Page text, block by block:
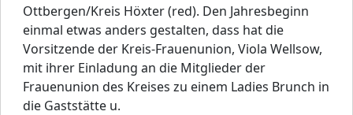
Ottbergen/Kreis Höxter (red). Den Jahresbeginn
einmal etwas anders gestalten, dass hat die
Vorsitzende der Kreis-Frauenunion, Viola Wellsow,
mit ihrer Einladung an die Mitglieder der
Frauenunion des Kreises zu einem Ladies Brunch in
die Gaststätte u.